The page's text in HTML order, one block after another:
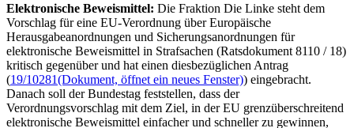
Elektronische Beweismittel: Die Fraktion Die Linke steht dem
Vorschlag für eine EU-Verordnung über Europäische
Herausgabeanordnungen und Sicherungsanordnungen für
elektronische Beweismittel in Strafsachen (Ratsdokument 8110 / 18)
kritisch gegenüber und hat einen diesbezüglichen Antrag
(19/10281(Dokument, öffnet ein neues Fenster)) eingebracht.
Danach soll der Bundestag feststellen, dass der
Verordnungsvorschlag mit dem Ziel, in der EU grenzüberschreitend
elektronische Beweismittel einfacher und schneller zu gewinnen,